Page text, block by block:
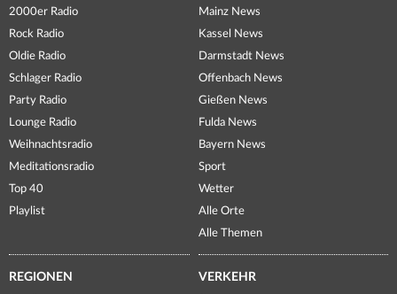
2000er Radio
Rock Radio
Oldie Radio
Schlager Radio
Party Radio
Lounge Radio
Weihnachtsradio
Meditationsradio
Top 40
Playlist
Mainz News
Kassel News
Darmstadt News
Offenbach News
Gießen News
Fulda News
Bayern News
Sport
Wetter
Alle Orte
Alle Themen
REGIONEN VERKEHR